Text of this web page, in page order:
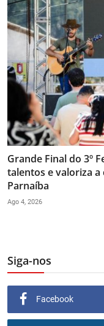
Grande Final do 3º
talentos e valoriza
Parnaíba
Ago 4, 2026
Siga-nos
Facebook